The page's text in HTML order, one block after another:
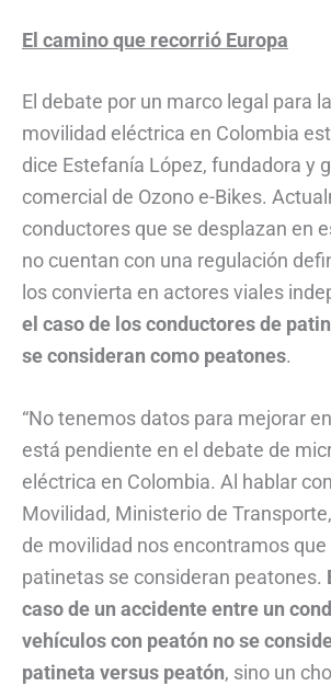
El camino que recorrió Europa
El debate por un marco legal para
movilidad eléctrica en Colombia
dice Estefanía López, fundadora y
comercial de Ozono e-Bikes.
conductores que se desplazan en
no cuentan con una regulación
los convierta en actores viales
el caso de los conductores de
se consideran como peatones.
“No tenemos datos para mejorar
está pendiente en el debate de
eléctrica en Colombia. Al hablar
Movilidad, Ministerio de
de movilidad nos encontramos
patinetas se consideran peatones.
caso de un accidente entre un
vehículos con peatón no se
patineta versus peatón, sino un